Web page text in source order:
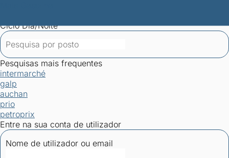
Ciclo Dia/Noite
Pesquisas mais frequentes
intermarché
galp
auchan
prio
petroprix
Entre na sua conta de utilizador
Nome de utilizador ou email